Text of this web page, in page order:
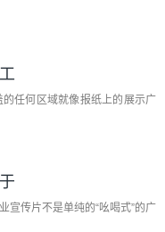
任何区域就像报纸上的展示广
宣传片不是单纯的“吆喝式”的广